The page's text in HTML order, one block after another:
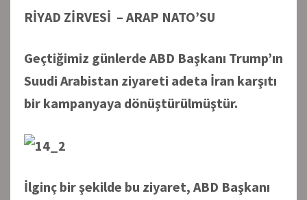
RİYAD ZİRVESİ – ARAP NATO’SU
Geçtiğimiz günlerde ABD Başkanı Trump’ın
Suudi Arabistan ziyareti adeta İran karşıtı
bir kampanyaya dönüştürülmüştür.
İlginç bir şekilde bu ziyaret, ABD Başkanı